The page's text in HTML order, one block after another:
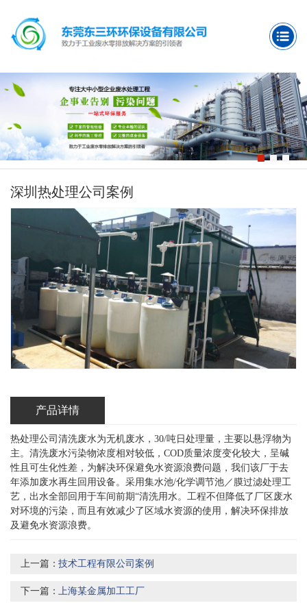
深圳热处理公司案例
产品详情
热处理公司清洗废水为无机废水，30/吨日处理量，主要以悬浮物为
主。清洗废水污染物浓度相对较低，COD质量浓度变化较大，呈碱
性且可生化性差，为解决环保避免水资源浪费问题，我们该厂于去
年添加废水再生回用设备。采用集水池/化学调节池／膜过滤处理工
艺，出水全部回用于车间前期“清洗用水。工程不但降低了厂区废水
对环境的污染，而且有效减少了区域水资源的使用，解决环保排放
及避免水资源浪费。
上一篇：技术工程有限公司案例
下一篇：上海某金属加工工厂